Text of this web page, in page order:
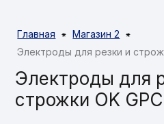
Главная ⁕ Магазин 2 ⁕
Электроды для резки и
Электроды для
строжки OK